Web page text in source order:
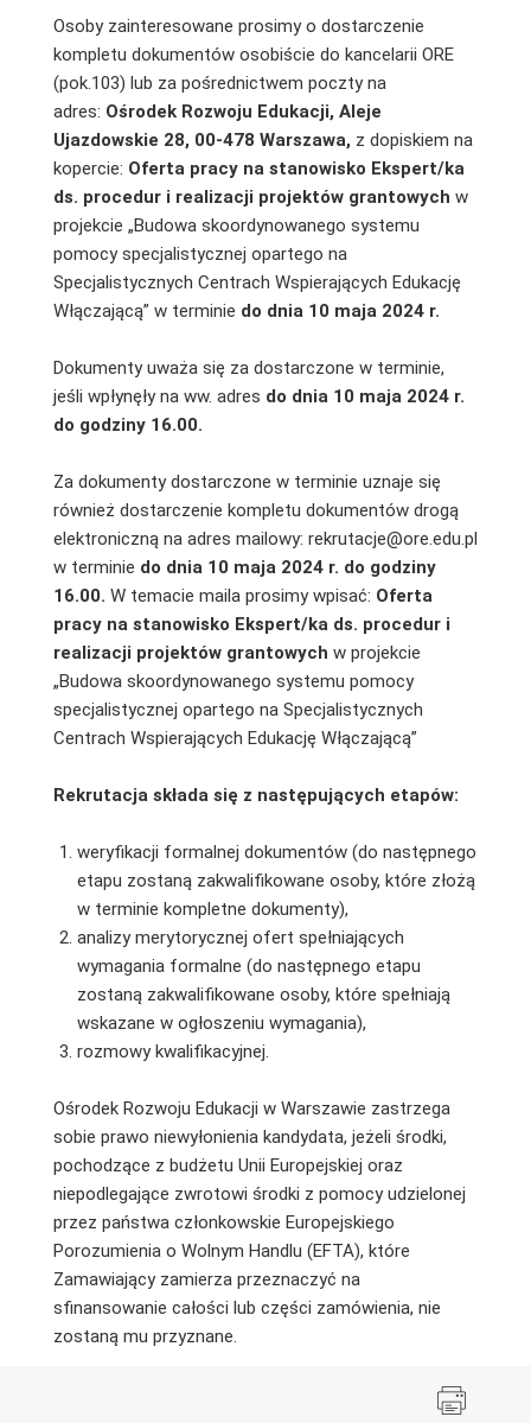
Osoby zainteresowane prosimy o dostarczenie
kompletu dokumentów osobiście do kancelarii ORE
(pok.103) lub za pośrednictwem poczty na
adres: Ośrodek Rozwoju Edukacji, Aleje
Ujazdowskie 28, 00-478 Warszawa, z dopiskiem na
kopercie: Oferta pracy na stanowisko Ekspert/ka
ds. procedur i realizacji projektów grantowych w
projekcie „Budowa skoordynowanego systemu
pomocy specjalistycznej opartego na
Specjalistycznych Centrach Wspierających Edukację
Włączającą” w terminie do dnia 10 maja 2024 r.
Dokumenty uważa się za dostarczone w terminie,
jeśli wpłynęły na ww. adres do dnia 10 maja 2024 r.
do godziny 16.00.
Za dokumenty dostarczone w terminie uznaje się
również dostarczenie kompletu dokumentów drogą
elektroniczną na adres mailowy: rekrutacje@ore.edu.pl
w terminie do dnia 10 maja 2024 r. do godziny
16.00. W temacie maila prosimy wpisać: Oferta
pracy na stanowisko Ekspert/ka ds. procedur i
realizacji projektów grantowych w projekcie
„Budowa skoordynowanego systemu pomocy
specjalistycznej opartego na Specjalistycznych
Centrach Wspierających Edukację Włączającą”
Rekrutacja składa się z następujących etapów:
weryfikacji formalnej dokumentów (do następnego
etapu zostaną zakwalifikowane osoby, które złożą
w terminie kompletne dokumenty),
analizy merytorycznej ofert spełniających
wymagania formalne (do następnego etapu
zostaną zakwalifikowane osoby, które spełniają
wskazane w ogłoszeniu wymagania),
rozmowy kwalifikacyjnej.
Ośrodek Rozwoju Edukacji w Warszawie zastrzega
sobie prawo niewyłonienia kandydata, jeżeli środki,
pochodzące z budżetu Unii Europejskiej oraz
niepodlegające zwrotowi środki z pomocy udzielonej
przez państwa członkowskie Europejskiego
Porozumienia o Wolnym Handlu (EFTA), które
Zamawiający zamierza przeznaczyć na
sfinansowanie całości lub części zamówienia, nie
zostaną mu przyznane.